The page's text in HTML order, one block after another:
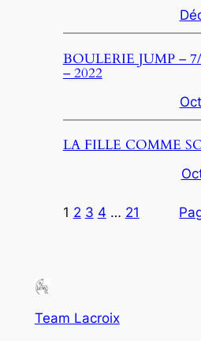
BOULERIE JUMP –
– 2022
LA FILLE COMME
1 2 3 4 … 21
Team Lacroix